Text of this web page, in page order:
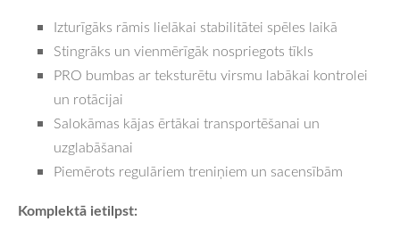
Izturīgāks rāmis lielākai stabilitātei spēles laikā
Stingrāks un vienmērīgāk nospriegots tīkls
PRO bumbas ar teksturētu virsmu labākai kontrolei
un rotācijai
Salokāmas kājas ērtākai transportēšanai un
uzglabāšanai
Piemērots regulāriem treniņiem un sacensībām
Komplektā ietilpst: